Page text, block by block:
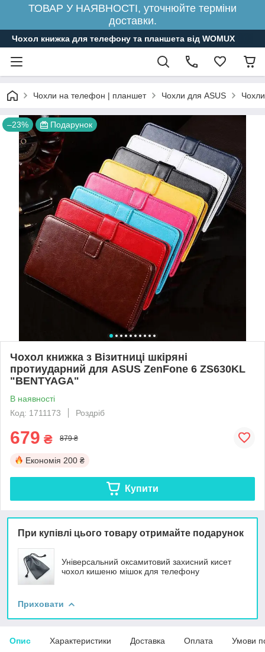
ТОВАР У НАЯВНОСТІ, уточнюйте терміни
доставки.
Чохол книжка для телефону та планшета від WOMUX
Чохли на телефон | планшет Чохли для ASUS
–23% Подарунок
Чохол книжка з Візитниці шкіряні
протиударний для ASUS ZenFone 6 ZS630KL
"BENTYAGA"
В наявності
Код: 1711173
Роздріб
679 ₴ 879 ₴
Економія 200 ₴
Купити
При купівлі цього товару отримайте подарунок
Універсальний оксамитовий захисний кисет
чохол кишеню мішок для телефону
Приховати
Опис Характеристики Доставка Оплата Умови